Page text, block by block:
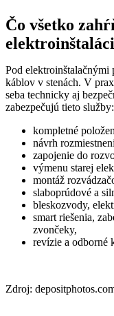
Čo všetko
Pod elektroinštalačnými
káblov v stenách. V
seba technicky aj
zabezpečujú tieto služby:
kompletné
návrh
zapojenie do
výmenu starej
montáž
slaboprúdové a
bleskozvody,
smart riešenia,
zvončeky,
revízie a odborné
Zdroj: